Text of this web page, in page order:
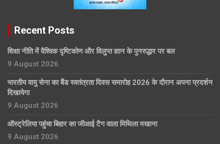
Recent Posts
शिक्षा नीति में वैश्विक दृष्टिकोण और विलुप्त ज्ञान के पुनरुद्धार पर बल
9 August 2026
भारतीय वायु सेना का बैंड स्वतंत्रता दिवस समारोह 2026 के दौरान अपना प्रदर्शन
दिखायेगा
9 August 2026
ऑस्ट्रेलिया पहुंचा बिहार का जीआई टैग वाला मिथिला मखाना
9 August 2026